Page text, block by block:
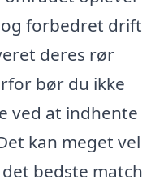
forbedret drift
deres rør
bør du ikke
ved at indhente
kan meget vel
bedste match